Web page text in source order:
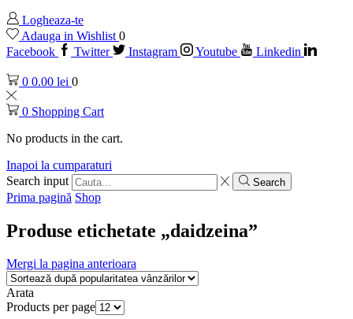
Logheaza-te
Adauga in Wishlist 0
Facebook
Twitter Instagram Youtube Linkedin
0 0.00 lei 0
0 Shopping Cart
No products in the cart.
Inapoi la cumparaturi
Search input
Search
Prima pagină Shop
Produse etichetate „daidzeina”
Mergi la pagina anterioara
Arata
Products per page